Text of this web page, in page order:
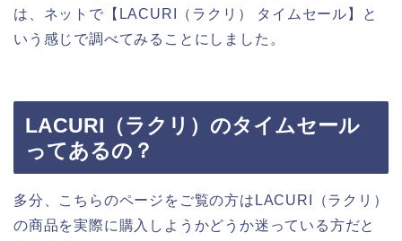
は、ネットで【LACURI（ラクリ） タイムセール】と
いう感じで調べてみることにしました。
LACURI（ラクリ）のタイムセール
ってあるの？
多分、こちらのページをご覧の方はLACURI（ラクリ）
の商品を実際に購入しようかどうか迷っている方だと